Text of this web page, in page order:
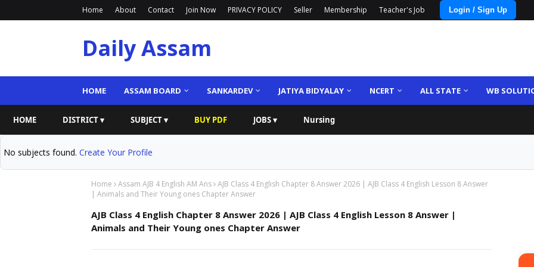
Home About Contact Join Now PRIVACY POLICY Seller Membership Teacher's Job Login / Sign Up
Daily Assam
HOME ASSAM BOARD SANKARDEV JATIYA BIDYALAY NCERT ALL STATE WB
HOME DISTRICT ▾ SUBJECT ▾ BUY PDF JOBS ▾ Nursing
No subjects found. Create Your Profile
Home Assam AJB 4 English AM Ans AJB Class 4 English Chapter 8 Answer 2026 | AJB Class 4 English Lesson 8 Answer
| Animals and Their Young ones Chapter Answer
AJB Class 4 English Chapter 8 Answer 2026 | AJB Class 4 English Lesson 8 Answer |
Animals and Their Young ones Chapter Answer